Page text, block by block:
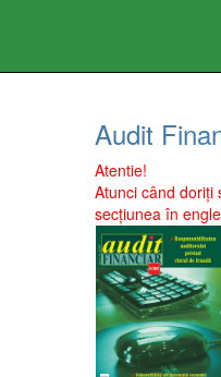
Audit
Atentie!
Atunci când doriți
secțiunea în